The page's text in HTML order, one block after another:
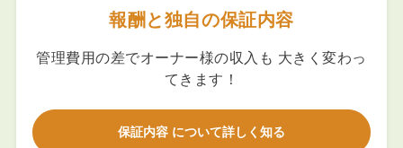
報酬と独自の保証内容
管理費用の差でオーナー様の収入も 大きく変わっ
てきます！
保証内容 について詳しく知る